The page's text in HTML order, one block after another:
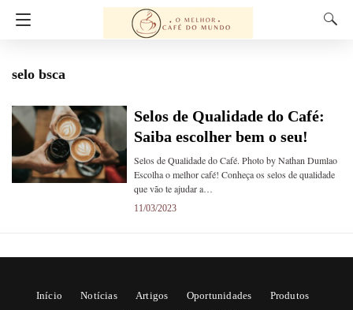
selo bsca
Selos de Qualidade do Café:
Saiba escolher bem o seu!
Selos de Qualidade do Café. Photo by Nathan Dumlao
Escolha o melhor café! Conheça os selos de qualidade
que vão te ajudar a…
11/03/2023
Início Notícias Artigos Oportunidades
Produtos